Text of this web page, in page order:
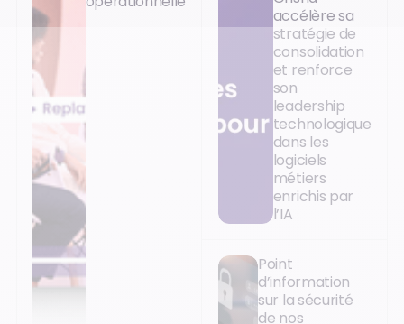
accélère sa
stratégie de
consolidation
et renforce
son
leadership
technologique
dans les
logiciels
métiers
enrichis par
l’IA
Point
d’information
sur la sécurité
de nos